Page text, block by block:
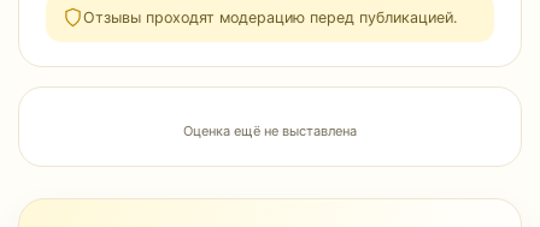
Отзывы проходят модерацию перед публикацией.
Оценка ещё не выставлена